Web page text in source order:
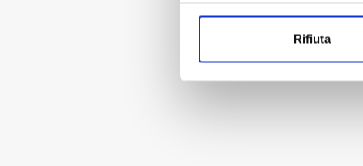
Identificare il tuo
digitali).
Rifiuta